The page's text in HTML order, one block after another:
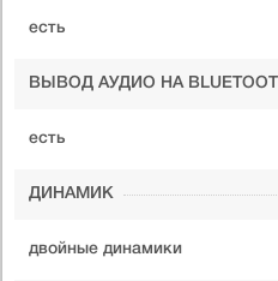
есть
ВЫВОД АУДИО НА
есть
ДИНАМИК
двойные динамики